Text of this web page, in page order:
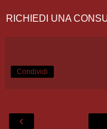
RICHIEDI UNA
Condividi
‹